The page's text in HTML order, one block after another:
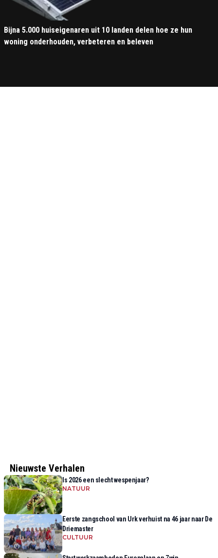
Bijna 5.000 huiseigenaren uit 10 landen delen hoe ze hun
woning onderhouden, verbeteren en beleven
Nieuwste Verhalen
Is 2026 een slecht wespenjaar?
NATUUR
Eerste zangschool van Urk verhuist na 46 jaar naar De
Driemaster
CULTUUR